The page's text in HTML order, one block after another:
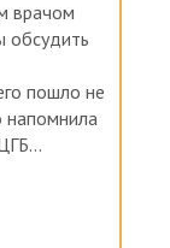
пошло не
напомнила